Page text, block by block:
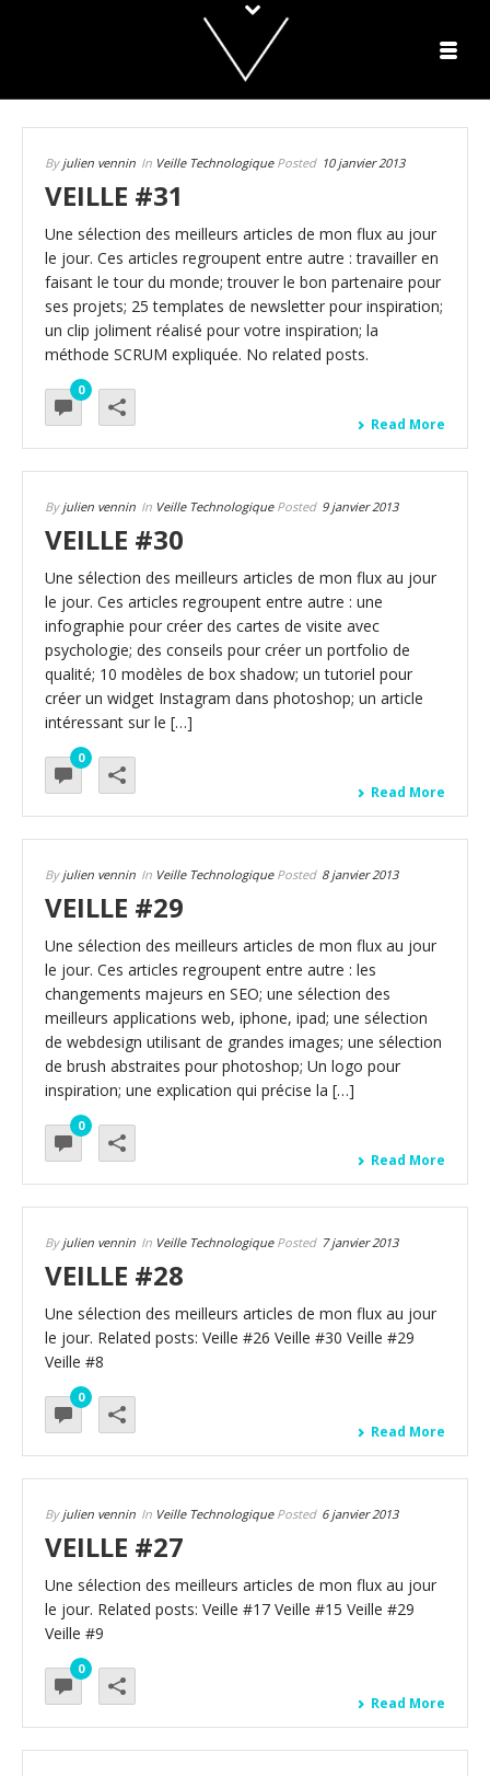
By julien vennin In Veille TechnologiquePosted 10 janvier 2013
VEILLE #31
Une sélection des meilleurs articles de mon flux au jour
le jour. Ces articles regroupent entre autre : travailler en
faisant le tour du monde; trouver le bon partenaire pour
ses projets; 25 templates de newsletter pour inspiration;
un clip joliment réalisé pour votre inspiration; la
méthode SCRUM expliquée. No related posts.
0
Read More
By julien vennin In Veille TechnologiquePosted 9 janvier 2013
VEILLE #30
Une sélection des meilleurs articles de mon flux au jour
le jour. Ces articles regroupent entre autre : une
infographie pour créer des cartes de visite avec
psychologie; des conseils pour créer un portfolio de
qualité; 10 modèles de box shadow; un tutoriel pour
créer un widget Instagram dans photoshop; un article
intéressant sur le […]
0
Read More
By julien vennin In Veille TechnologiquePosted 8 janvier 2013
VEILLE #29
Une sélection des meilleurs articles de mon flux au jour
le jour. Ces articles regroupent entre autre : les
changements majeurs en SEO; une sélection des
meilleurs applications web, iphone, ipad; une sélection
de webdesign utilisant de grandes images; une sélection
de brush abstraites pour photoshop; Un logo pour
inspiration; une explication qui précise la […]
0
Read More
By julien vennin In Veille TechnologiquePosted 7 janvier 2013
VEILLE #28
Une sélection des meilleurs articles de mon flux au jour
le jour. Related posts: Veille #26 Veille #30 Veille #29
Veille #8
0
Read More
By julien vennin In Veille TechnologiquePosted 6 janvier 2013
VEILLE #27
Une sélection des meilleurs articles de mon flux au jour
le jour. Related posts: Veille #17 Veille #15 Veille #29
Veille #9
0
Read More